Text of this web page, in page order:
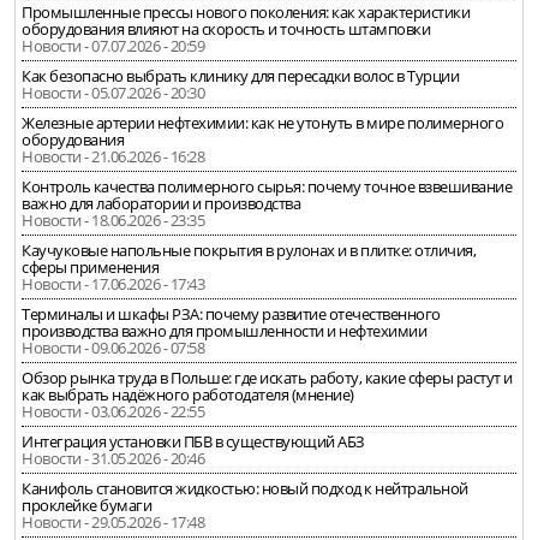
Промышленные прессы нового поколения: как характеристики
оборудования влияют на скорость и точность штамповки
Новости - 07.07.2026 - 20:59
Как безопасно выбрать клинику для пересадки волос в Турции
Новости - 05.07.2026 - 20:30
Железные артерии нефтехимии: как не утонуть в мире полимерного
оборудования
Новости - 21.06.2026 - 16:28
Контроль качества полимерного сырья: почему точное взвешивание
важно для лаборатории и производства
Новости - 18.06.2026 - 23:35
Каучуковые напольные покрытия в рулонах и в плитке: отличия,
сферы применения
Новости - 17.06.2026 - 17:43
Терминалы и шкафы РЗА: почему развитие отечественного
производства важно для промышленности и нефтехимии
Новости - 09.06.2026 - 07:58
Обзор рынка труда в Польше: где искать работу, какие сферы растут и
как выбрать надёжного работодателя (мнение)
Новости - 03.06.2026 - 22:55
Интеграция установки ПБВ в существующий АБЗ
Новости - 31.05.2026 - 20:46
Канифоль становится жидкостью: новый подход к нейтральной
проклейке бумаги
Новости - 29.05.2026 - 17:48